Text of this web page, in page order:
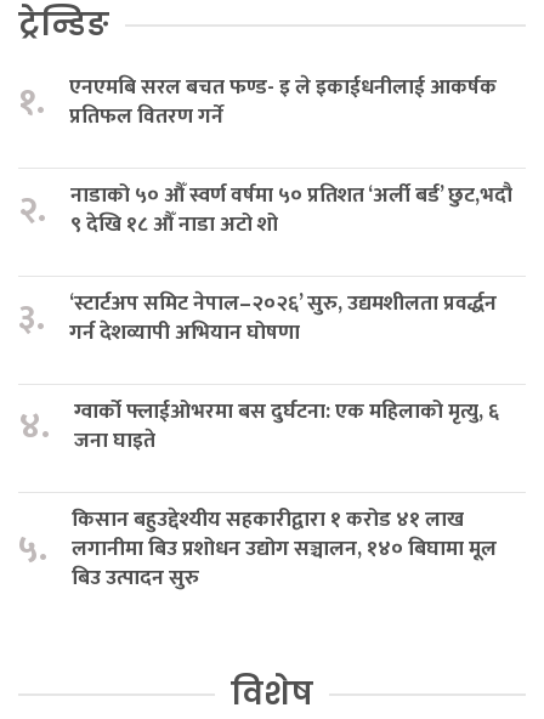
ट्रेन्डिङ
१.
एनएमबि सरल बचत फण्ड- इ ले इकाईधनीलाई आकर्षक
प्रतिफल वितरण गर्ने
२.
नाडाको ५० औँ स्वर्ण वर्षमा ५० प्रतिशत ‘अर्ली बर्ड’ छुट,भदौ
९ देखि १८ औँ नाडा अटो शो
३.
‘स्टार्टअप समिट नेपाल–२०२६’ सुरु, उद्यमशीलता प्रवर्द्धन
गर्न देशव्यापी अभियान घोषणा
४.
ग्वार्को फ्लाईओभरमा बस दुर्घटना: एक महिलाको मृत्यु, ६
जना घाइते
५.
किसान बहुउद्देश्यीय सहकारीद्वारा १ करोड ४१ लाख
लगानीमा बिउ प्रशोधन उद्योग सञ्चालन, १४० बिघामा मूल
बिउ उत्पादन सुरु
विशेष